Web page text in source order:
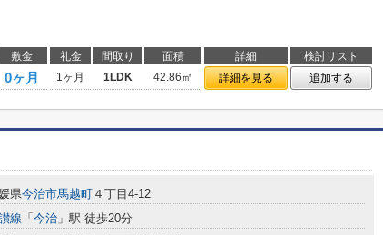
敷金 礼金 間取り 面積 詳細
検討リスト
0ヶ月 1ヶ月 1LDK 42.86㎡ 詳細を見る 追加する
県今治市馬越町 ４丁目4-12
線 「 今治 」駅 徒歩20分